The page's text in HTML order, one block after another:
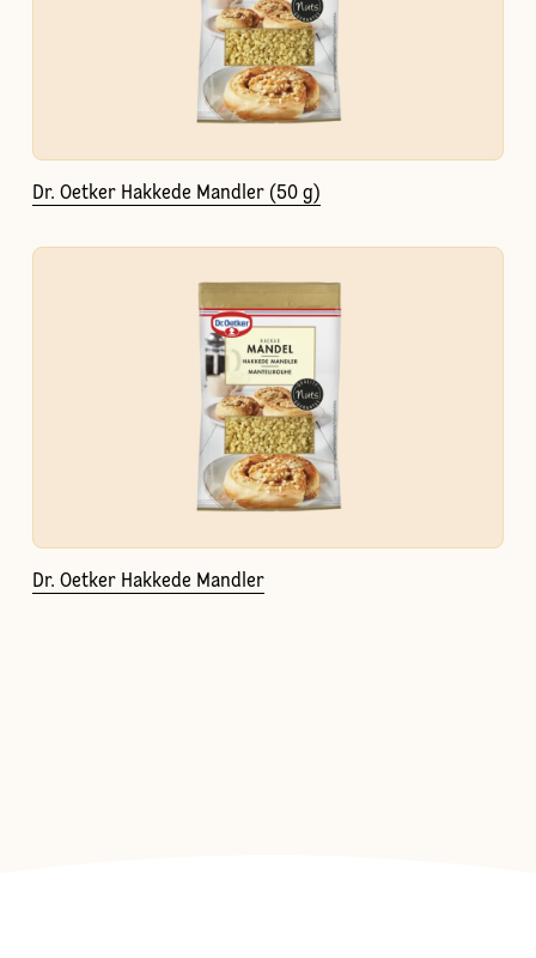
Dr. Oetker Hakkede Mandler (50 g)
Dr. Oetker Hakkede Mandler